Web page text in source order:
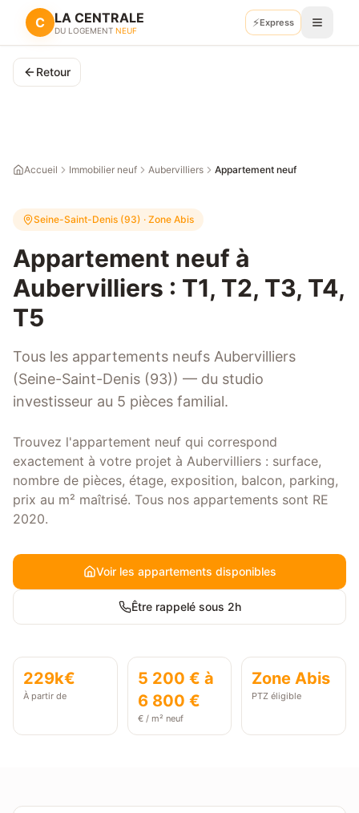
C LA CENTRALE
DU LOGEMENT NEUF
⚡Express
Retour
Accueil Immobilier neuf Aubervilliers Appartement neuf
Seine-Saint-Denis (93) · Zone Abis
Appartement neuf à
Aubervilliers : T1, T2, T3, T4,
T5
Tous les appartements neufs Aubervilliers
(Seine-Saint-Denis (93)) — du studio
investisseur au 5 pièces familial.
Trouvez l'appartement neuf qui correspond
exactement à votre projet à Aubervilliers : surface,
nombre de pièces, étage, exposition, balcon, parking,
prix au m² maîtrisé. Tous nos appartements sont RE
2020.
Voir les appartements disponibles
Être rappelé sous 2h
229k€
À partir de
5 200 € à
6 800 €
€ / m² neuf
ZoneAbis
PTZ éligible
Recevoir mes plans